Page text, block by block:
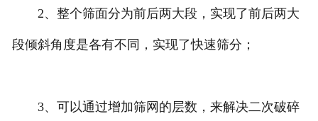
2、整个筛面分为前后两大段，实现了前后两大
段倾斜角度是各有不同，实现了快速筛分；
3、可以通过增加筛网的层数，来解决二次破碎